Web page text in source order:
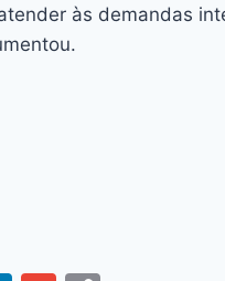
às demandas